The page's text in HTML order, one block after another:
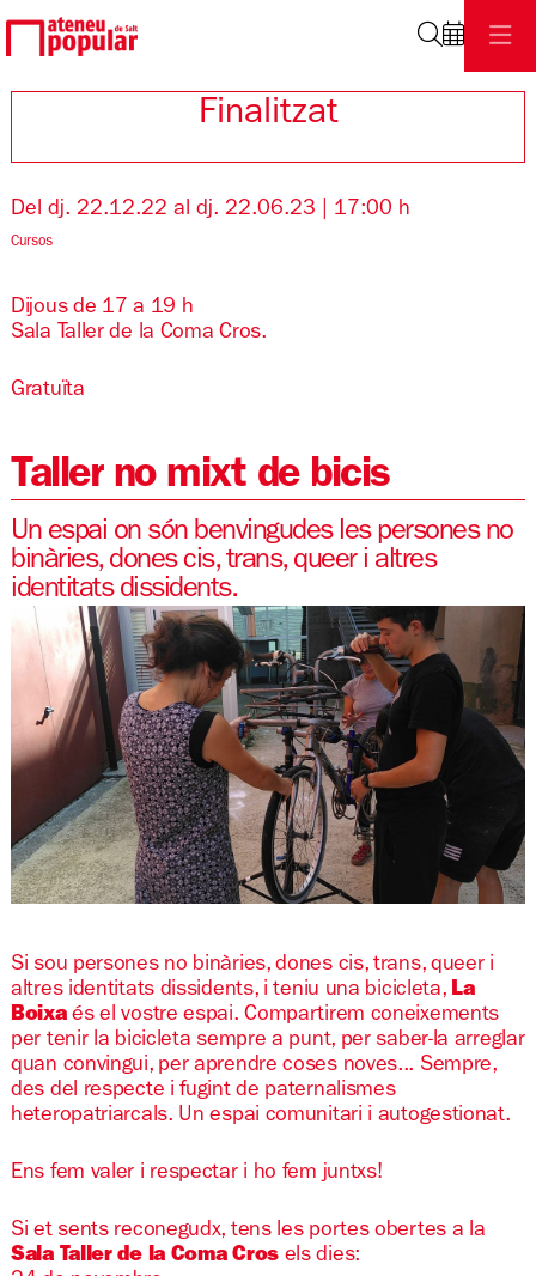
Finalitzat
Del dj. 22.12.22 al dj. 22.06.23 17:00 h
Cursos
Dijous de 17 a 19 h
Sala Taller de la Coma Cros.
Gratuïta
Taller no mixt de bicis
Un espai on són benvingudes les persones no
binàries, dones cis, trans, queer i altres
identitats dissidents.
Si sou persones no binàries, dones cis, trans, queer i
altres identitats dissidents, i teniu una bicicleta, La
Boixaés el vostre espai. Compartirem coneixements
per tenir la bicicleta sempre a punt, per saber-la arreglar
quan convingui, per aprendre coses noves... Sempre,
des del respecte i fugint de paternalismes
heteropatriarcals. Un espai comunitari i autogestionat.
Ens fem valer i respectar i ho fem juntxs!
Si et sents reconegudx, tens les portes obertes a la
Sala Taller de la Coma Cros els dies: